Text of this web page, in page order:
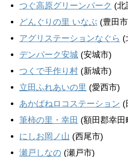
つぐ高原グリーンパーク (北
どんぐりの里 いなぶ (豊田
アグリステーションなぐら (
デンパーク安城 (安城市)
つくで手作り村 (新城市)
立田ふれあいの里 (愛西市)
あかばねロコステーション (
筆柿の里・幸田 (額田郡幸田
にしお岡ノ山 (西尾市)
瀬戸しなの (瀬戸市)